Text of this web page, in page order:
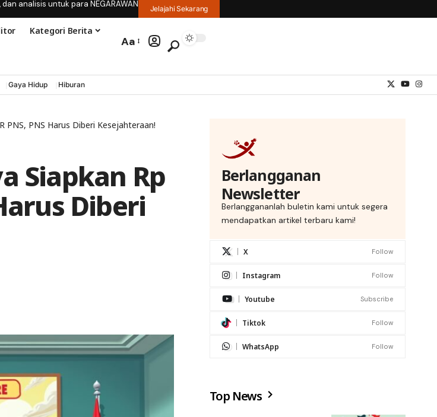
analisis untuk para NEGARAWAN Jelajahi Sekarang
Kategori Berita
Aa
Gaya Hidup Hiburan
PNS, PNS Harus Diberi Kesejahteraan!
Siapkan Rp
Diberi
Berlangganan
Newsletter
Berlanggananlah buletin kami untuk segera
mendapatkan artikel terbaru kami!
X Follow
Instagram Follow
Youtube Subscribe
Tiktok Follow
WhatsApp Follow
Top News